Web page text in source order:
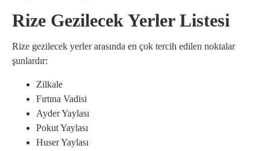
Rize Gezilecek Yerler Listesi
Rize gezilecek yerler arasında en çok tercih edilen noktalar
şunlardır:
Zilkale
Fırtına Vadisi
Ayder Yaylası
Pokut Yaylası
Huser Yaylası